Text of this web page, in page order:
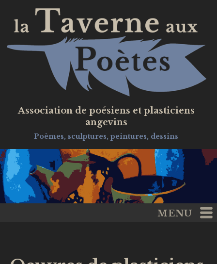
Association de poésiens et plasticiens
angevins
Poèmes, sculptures, peintures, dessins
MENU